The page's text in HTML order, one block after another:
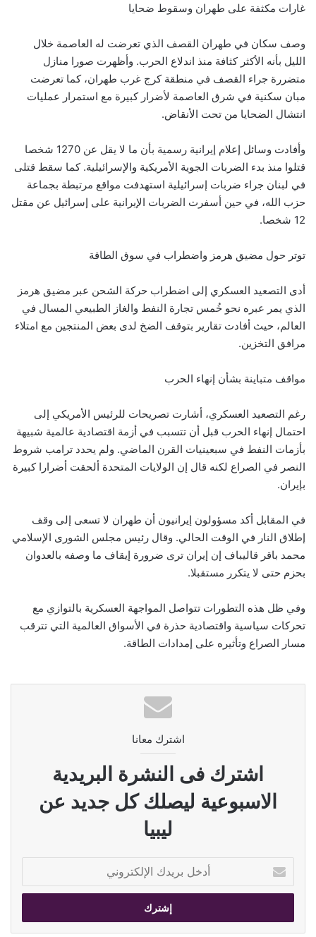
غارات مكثفة على طهران وسقوط ضحايا
وصف سكان في طهران القصف الذي تعرضت له العاصمة خلال
الليل بأنه الأكثر كثافة منذ اندلاع الحرب. وأظهرت صورا منازل
متضررة جراء القصف في منطقة كرج غرب طهران، كما تعرضت
مبان سكنية في شرق العاصمة لأضرار كبيرة مع استمرار عمليات
انتشال الضحايا من تحت الأنقاض.
وأفادت وسائل إعلام إيرانية رسمية بأن ما لا يقل عن 1270 شخصا
قتلوا منذ بدء الضربات الجوية الأمريكية والإسرائيلية. كما سقط قتلى
في لبنان جراء ضربات إسرائيلية استهدفت مواقع مرتبطة بجماعة
حزب الله، في حين أسفرت الضربات الإيرانية على إسرائيل عن مقتل
12 شخصا.
توتر حول مضيق هرمز واضطراب في سوق الطاقة
أدى التصعيد العسكري إلى اضطراب حركة الشحن عبر مضيق هرمز
الذي يمر عبره نحو خُمس تجارة النفط والغاز الطبيعي المسال في
العالم، حيث أفادت تقارير بتوقف الضخ لدى بعض المنتجين مع امتلاء
مرافق التخزين.
مواقف متباينة بشأن إنهاء الحرب
رغم التصعيد العسكري، أشارت تصريحات للرئيس الأمريكي إلى
احتمال إنهاء الحرب قبل أن تتسبب في أزمة اقتصادية عالمية شبيهة
بأزمات النفط في سبعينيات القرن الماضي. ولم يحدد ترامب شروط
النصر في الصراع لكنه قال إن الولايات المتحدة ألحقت أضرارا كبيرة
بإيران.
في المقابل أكد مسؤولون إيرانيون أن طهران لا تسعى إلى وقف
إطلاق النار في الوقت الحالي. وقال رئيس مجلس الشورى الإسلامي
محمد باقر قاليباف إن إيران ترى ضرورة إيقاف ما وصفه بالعدوان
بحزم حتى لا يتكرر مستقبلا.
وفي ظل هذه التطورات تتواصل المواجهة العسكرية بالتوازي مع
تحركات سياسية واقتصادية حذرة في الأسواق العالمية التي تترقب
مسار الصراع وتأثيره على إمدادات الطاقة.
اشترك معانا
اشترك فى النشرة البريدية
الاسبوعية ليصلك كل جديد عن
ليبيا
بريدك
الإلكتروني